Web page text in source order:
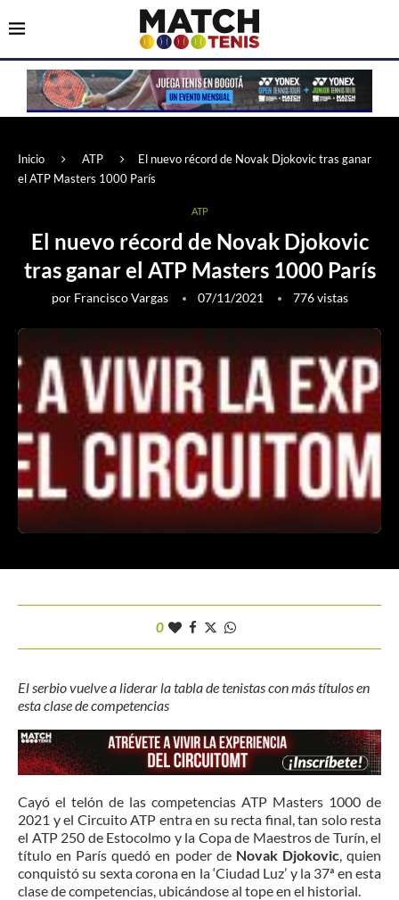
Inicio ATP
El nuevo récord de Novak Djokovic tras ganar
el ATP Masters 1000 París
ATP
El nuevo récord de Novak Djokovic
tras ganar el ATP Masters 1000 París
por Francisco Vargas 07/11/2021 776vistas
0
El serbio vuelve a liderar la tabla de tenistas con más títulos en
esta clase de competencias
Cayó el telón de las competencias ATP Masters 1000 de
2021 y el Circuito ATP entra en su recta final, tan solo resta
el ATP 250 de Estocolmo y la Copa de Maestros de Turín, el
título en París quedó en poder de Novak Djokovic , quien
conquistó su sexta corona en la ‘Ciudad Luz’ y la 37ª en esta
clase de competencias, ubicándose al tope en el historial.